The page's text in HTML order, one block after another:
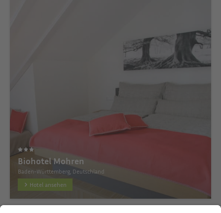
Biohotel Mohren
Baden-Württemberg, Deutschland
Hotel ansehen